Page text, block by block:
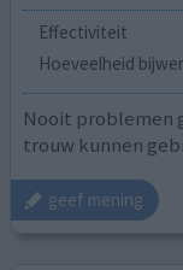
Effectiviteit
Hoeveelheid
Nooit problemen
trouw kunnen
geef mening